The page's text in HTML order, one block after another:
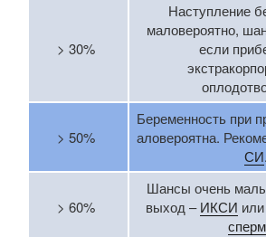
> 30%
Наступление
маловероятно,
если
> 50%
Беременность при
аловероятна.
СИ.
> 60%
Шансы очень
выход –ИКСИ или